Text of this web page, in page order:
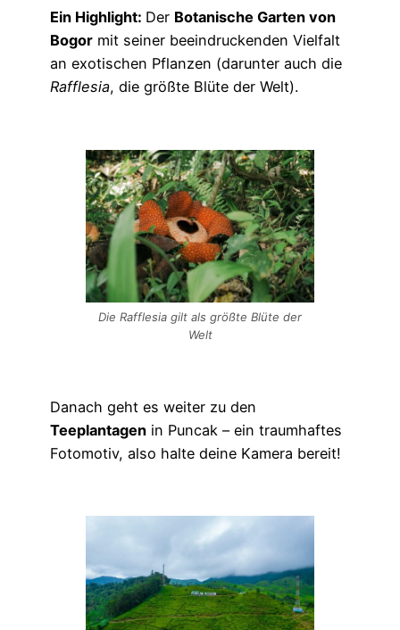
Ein Highlight: Der Botanische Garten von
Bogor mit seiner beeindruckenden Vielfalt
an exotischen Pflanzen (darunter auch die
Rafflesia, die größte Blüte der Welt).
Die Rafflesia gilt als größte Blüte der
Welt
Danach geht es weiter zu den
Teeplantagen in Puncak – ein traumhaftes
Fotomotiv, also halte deine Kamera bereit!